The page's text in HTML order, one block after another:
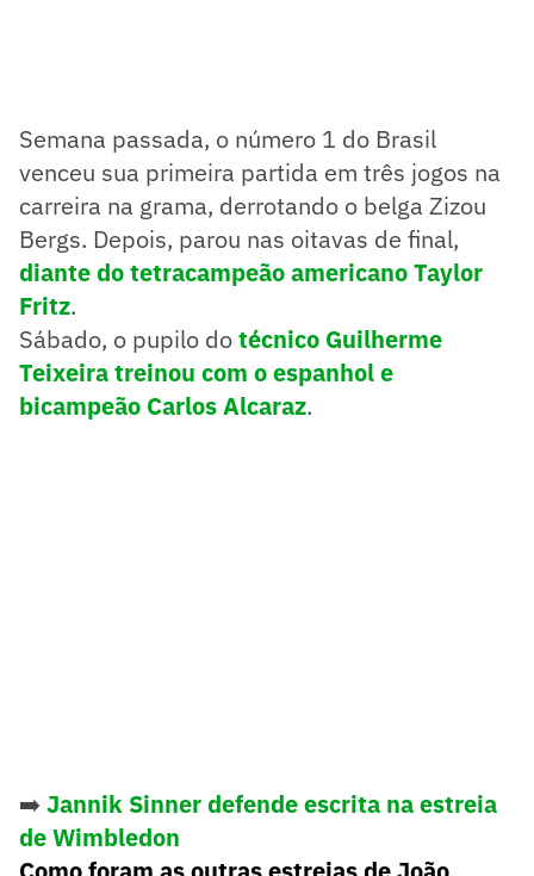
Semana passada, o número 1 do Brasil
venceu sua primeira partida em três jogos na
carreira na grama, derrotando o belga Zizou
Bergs. Depois, parou nas oitavas de final,
diante do tetracampeão americano Taylor
Fritz.
Sábado, o pupilo dotécnico Guilherme
Teixeira treinou com o espanhol e
bicampeão Carlos Alcaraz.
➡️ Jannik Sinner defende escrita na estreia
de Wimbledon